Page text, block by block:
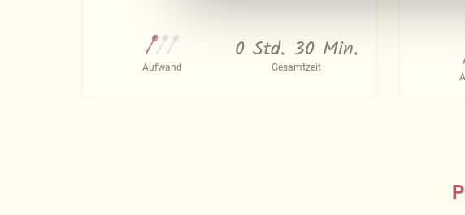
Aufwand
0 Std. 30 Min.
Gesamtzeit